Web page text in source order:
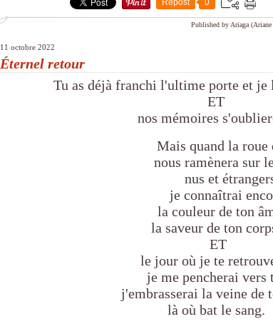
Repost 0
Published by Ariaga
11 octobre 2022
Éternel retour
Tu as déjà franchi l'ultime porte et je
ET
nos mémoires
Mais quand la roue
nous ramènera sur le
nus et
je connaîtrai
la couleur de ton
la saveur de ton
ET
le jour où je te
je me pencherai vers
j'embrasserai la veine de
là où bat le sang.